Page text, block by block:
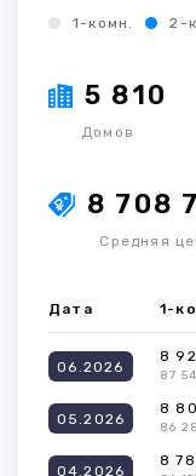
1-комн. 2-
5 810
Домов
8 708
Средняя
Дата 1-
06.2026
8
87
05.2026
8
86
04.2026
8